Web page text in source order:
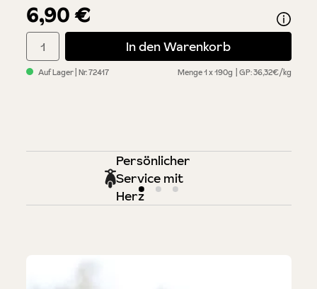
6,90 €
Auf Lager | Nr.72417 Menge1 x 190g GP: 36,32€/kg
Produkt Anzahl: Gib den gewünschten Wert ein oder benutze
In den Warenkorb
Persönlicher
Service mit
Herz